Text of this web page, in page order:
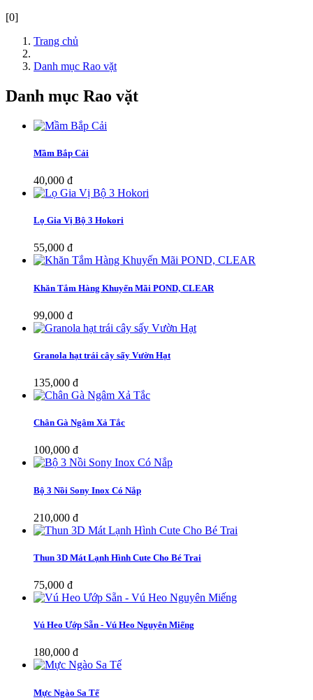
[0]
Trang chủ
Danh mục Rao vặt
Danh mục Rao vặt
Mầm Bắp Cải
40,000 đ
Lọ Gia Vị Bộ 3 Hokori
55,000 đ
Khăn Tắm Hàng Khuyến Mãi POND, CLEAR
99,000 đ
Granola hạt trái cây sấy Vườn Hạt
135,000 đ
Chân Gà Ngâm Xả Tắc
100,000 đ
Bộ 3 Nồi Sony Inox Có Nắp
210,000 đ
Thun 3D Mát Lạnh Hình Cute Cho Bé Trai
75,000 đ
Vú Heo Ướp Sẵn - Vú Heo Nguyên Miếng
180,000 đ
Mực Ngào Sa Tế